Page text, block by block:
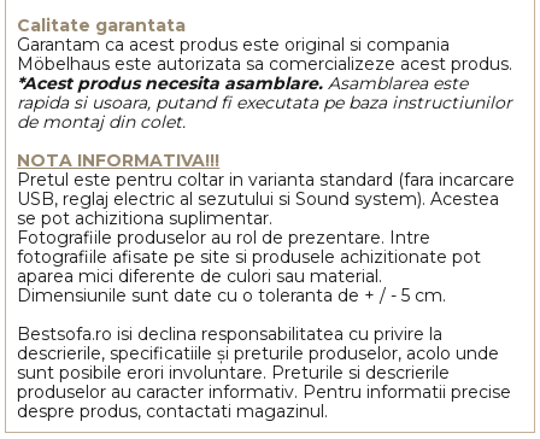
Calitate garantata
Garantam ca acest produs este original si compania
Möbelhaus este autorizata sa comercializeze acest produs.
*Acest produs necesita asamblare.Asamblarea este
rapida si usoara, putand fi executata pe baza instructiunilor
de montaj din colet.
NOTA INFORMATIVA!!!
Pretul este pentru coltar in varianta standard (fara incarcare
USB, reglaj electric al sezutului si Sound system). Acestea
se pot achizitiona suplimentar.
Fotografiile produselor au rol de prezentare. Intre
fotografiile afisate pe site si produsele achizitionate pot
aparea mici diferente de culori sau material.
Dimensiunile sunt date cu o toleranta de + / - 5 cm.
Bestsofa.ro isi declina responsabilitatea cu privire la
descrierile, specificatiile și preturile produselor, acolo unde
sunt posibile erori involuntare. Preturile si descrierile
produselor au caracter informativ. Pentru informatii precise
despre produs, contactati magazinul.